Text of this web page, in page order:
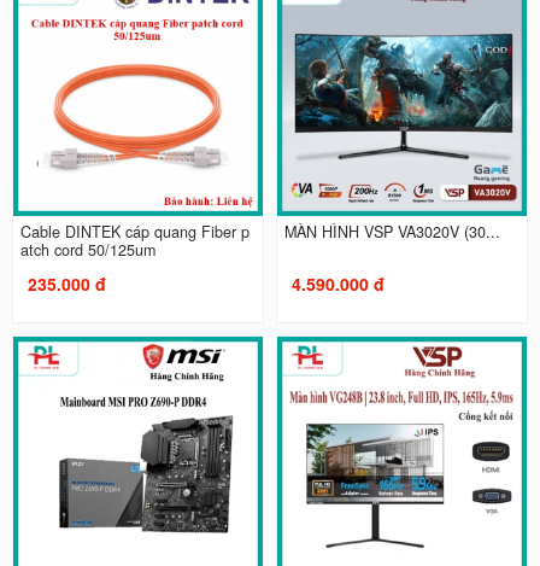
Cable DINTEK cáp quang Fiber p
atch cord 50/125um
235.000 đ
MÀN HÌNH VSP VA3020V (30...
4.590.000 đ